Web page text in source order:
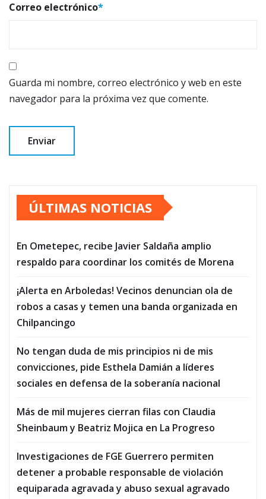
Correo electrónico*
Guarda mi nombre, correo electrónico y web en este
navegador para la próxima vez que comente.
ÚLTIMAS NOTICIAS
En Ometepec, recibe Javier Saldaña amplio
respaldo para coordinar los comités de Morena
¡Alerta en Arboledas! Vecinos denuncian ola de
robos a casas y temen una banda organizada en
Chilpancingo
No tengan duda de mis principios ni de mis
convicciones, pide Esthela Damián a líderes
sociales en defensa de la soberanía nacional
Más de mil mujeres cierran filas con Claudia
Sheinbaum y Beatriz Mojica en La Progreso
Investigaciones de FGE Guerrero permiten
detener a probable responsable de violación
equiparada agravada y abuso sexual agravado